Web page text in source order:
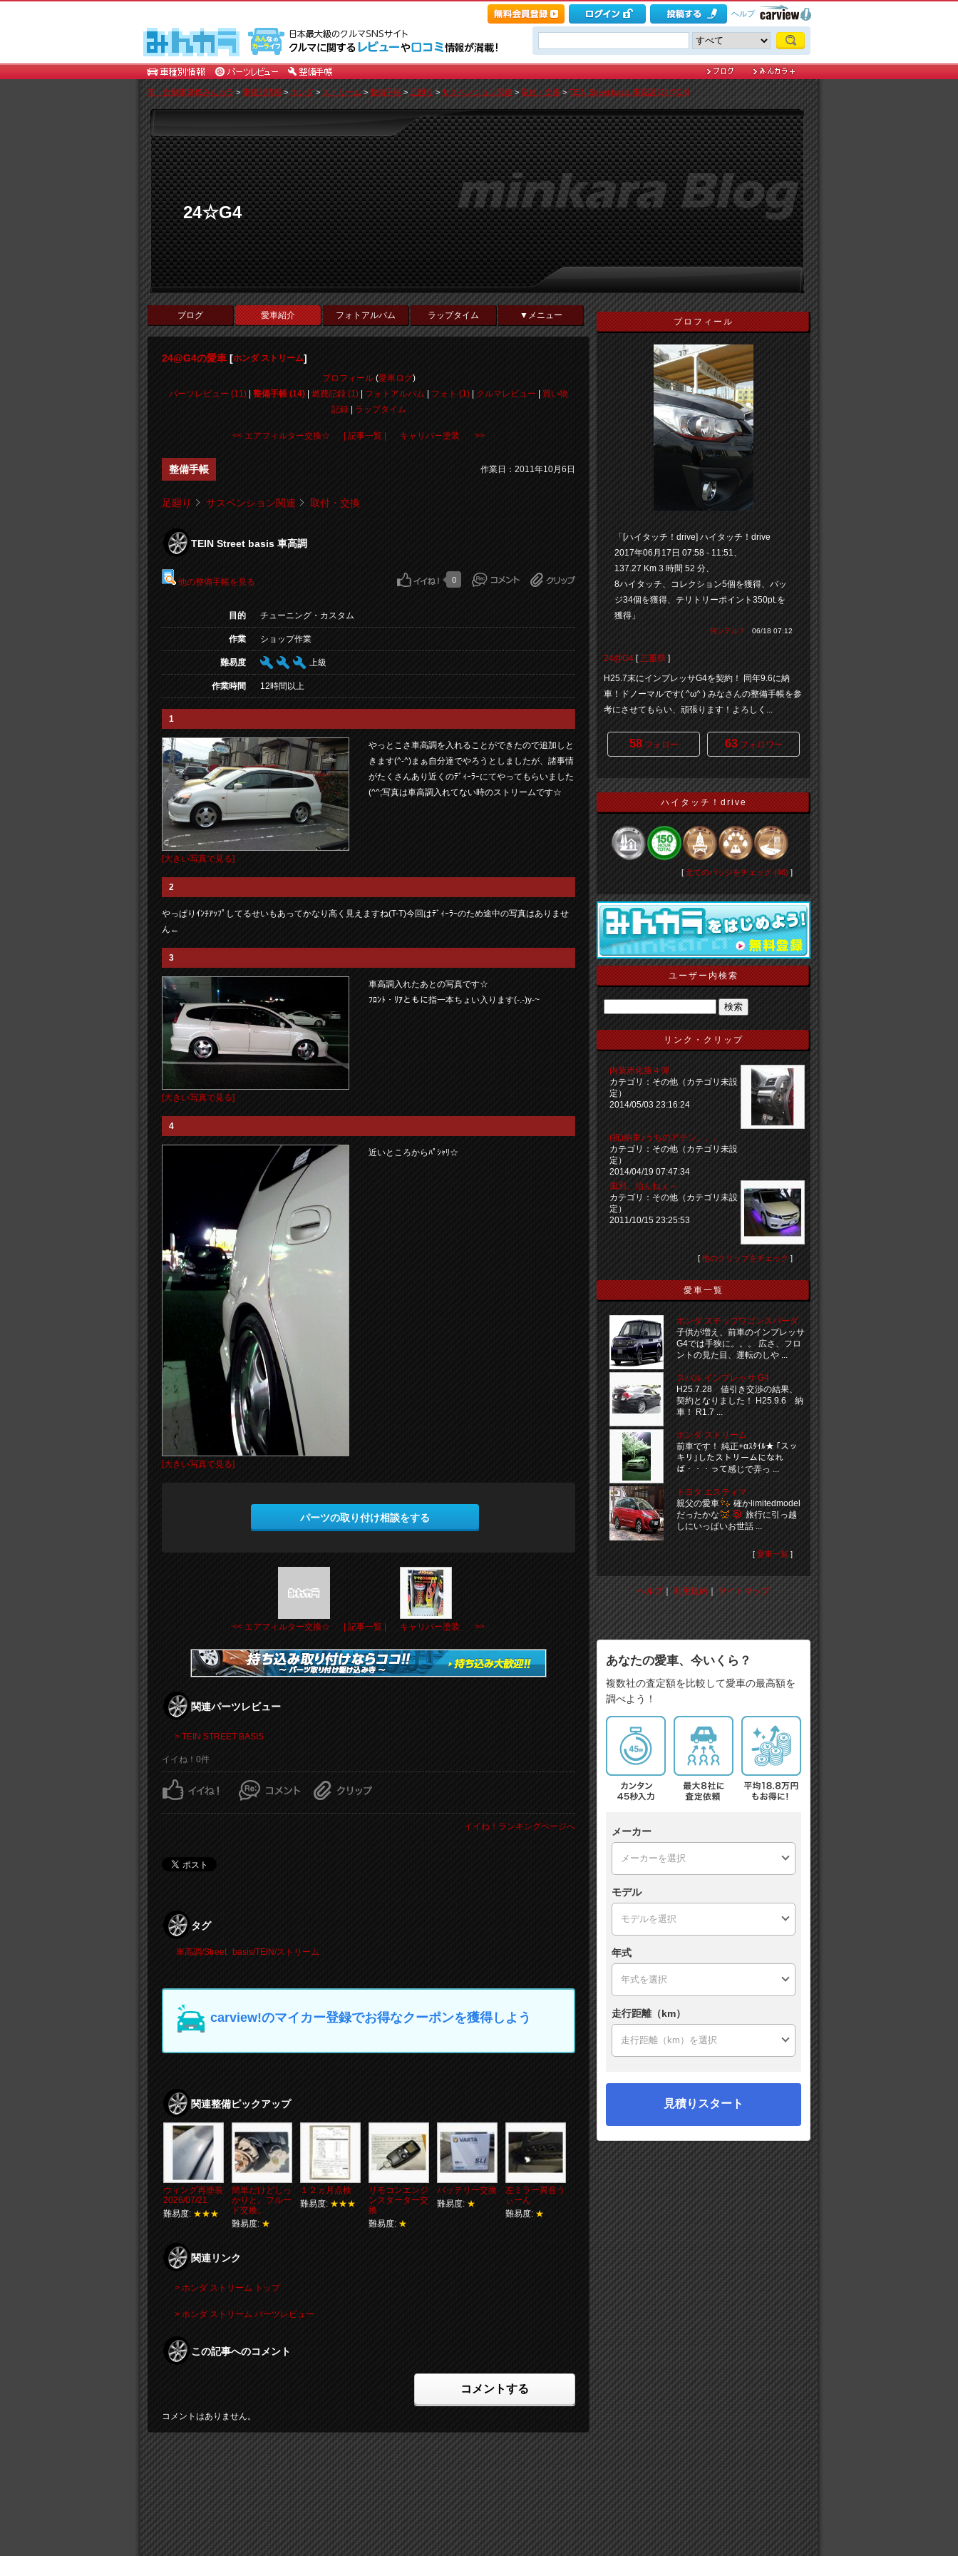
ヘルプ
車・自動車SNSみんカラ>車種別情報>ホンダ>ストリーム >整備手帳> 足廻り >サスペンション関連>取付・交換 >TEIN Street basis 車高調 [24@G4]
24☆G4
ブログ 愛車紹介 フォトアルバム ラップタイム ▼メニュー
24@G4の愛車 [ホンダ ストリーム]
プロフィール(愛車ログ)
パーツレビュー (11)
整備手帳 (14) 燃費記録 (1) フォトアルバム フォト (1) クルマレビュー
買い物
記録| ラップタイム
<< エアフィルター交換☆ | 記事一覧 | キャリバー塗装 >>
整備手帳 作業日：2011年10月6日
足廻り サスペンション関連 取付・交換
TEIN Street basis 車高調
他の整備手帳を見る 0
目的 チューニング・カスタム
作業 ショップ作業
難易度 上級
作業時間 12時間以上
1
[大きい写真で見る]
やっとこさ車高調を入れることができたので追加しと
きます(^-^)まぁ自分達でやろうとしましたが、諸事情
がたくさんあり近くのﾃﾞｨｰﾗｰにてやってもらいました
(^^;写真は車高調入れてない時のストリームです☆
2
やっぱりｲﾝﾁｱｯﾌﾟしてるせいもあってかなり高く見えますね(T-T)今回はﾃﾞｨｰﾗｰのため途中の写真はありませ
ん←
3
[大きい写真で見る]
車高調入れたあとの写真です☆
ﾌﾛﾝﾄ・ﾘｱともに指一本ちょい入ります(-.-)y-~
4
[大きい写真で見る]
近いところからﾊﾟｼｬﾘ☆
パーツの取り付け相談をする
<< エアフィルター交換☆ | 記事一覧 | キャリバー塗装 >>
関連パーツレビュー
> TEIN STREET BASIS
イイね！0件
イイね！ランキングページへ
タグ
車高調/Street basis/TEIN/ストリーム
carview!のマイカー登録でお得なクーポンを獲得しよう
関連整備ピックアップ
ウィング再塗装
2026/07/21
難易度: ★★★
簡単だけどしっ
かりと。フルー
ド交換。
難易度: ★
１２ヵ月点検
難易度: ★★★
リモコンエンジ
ンスターター交
換
難易度: ★
バッテリー交換
難易度: ★
左ミラー異音う
ぃーん
難易度: ★
関連リンク
> ホンダ ストリーム トップ
> ホンダ ストリーム パーツレビュー
この記事へのコメント
コメントする
コメントはありません。
プロフィール
「[ハイタッチ！drive] ハイタッチ！drive
2017年06月17日 07:58 - 11:51、
137.27 Km 3 時間 52 分、
8ハイタッチ、コレクション5個を獲得、バッ
ジ34個を獲得、テリトリーポイント350pt.を
獲得」
何シテル？ 06/18 07:12
24@G4 [三重県 ]
H25.7末にインプレッサG4を契約！ 同年9.6に納
車！ドノーマルです( ^ω^ ) みなさんの整備手帳を参
考にさせてもらい、頑張ります！よろしく...
58フォロー 63フォロワー
ハイタッチ！drive
[ 全てのバッジをチェック (46) ]
ユーザー内検索
リンク・クリップ
内装赤化第４弾
カテゴリ：その他（カテゴリ未設
定）
2014/05/03 23:16:24
(祝)納車♪うちのアテン。。。
カテゴリ：その他（カテゴリ未設
定）
2014/04/19 07:47:34
風邪、治んねぇ～
カテゴリ：その他（カテゴリ未設
定）
2011/10/15 23:25:53
[ 他のクリップをチェック ]
愛車一覧
ホンダ ステップワゴンスパーダ
子供が増え、前車のインプレッサ
G4では手狭に。。。 広さ、フロ
ントの見た目、運転のしや ...
スバル インプレッサ G4
H25.7.28 値引き交渉の結果、
契約となりました！ H25.9.6 納
車！ R1.7 ...
ホンダ ストリーム
前車です！ 純正+αｽﾀｲﾙ★ ｢スッ
キリ｣したストリームになれ
ば・・・って感じで弄っ ...
トヨタ エスティマ
親父の愛車
確かlimitedmodel
だったかな
旅行に引っ越
しにいっぱいお世話 ...
[ 愛車一覧 ]
ヘルプ｜利用規約 ｜サイトマップ
あなたの愛車、今いくら？
複数社の査定額を比較して愛車の最高額を
調べよう！
メーカー
モデル
年式
走行距離（km）
見積りスタート